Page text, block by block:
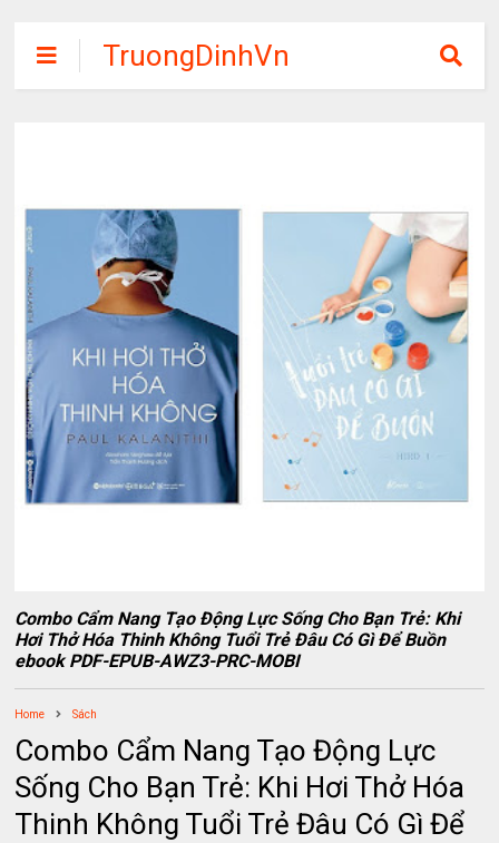
TruongDinhVn
Chia sẽ ebook,
Combo Cẩm Nang Tạo Động Lực Sống Cho Bạn Trẻ: Khi
Hơi Thở Hóa Thinh Không Tuổi Trẻ Đâu Có Gì Để Buồn
ebook PDF-EPUB-AWZ3-PRC-MOBI
Home Sách
Combo Cẩm Nang Tạo Động Lực
Sống Cho Bạn Trẻ: Khi Hơi Thở Hóa
Thinh Không Tuổi Trẻ Đâu Có Gì Để